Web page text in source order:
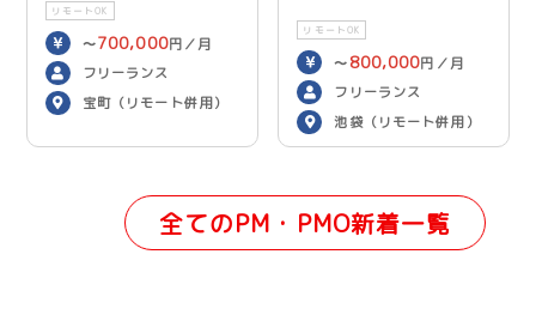
リモートOK
〜700,000円／月
フリーランス
宝町（リモート併用）
リモートOK
〜 800,000円／月
フリーランス
池袋（リモート併用）
全てのPM・PMO新着一覧